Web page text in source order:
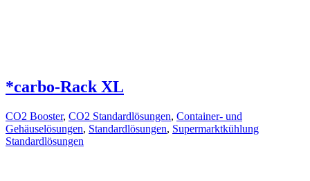
*carbo-Rack XL
CO2 Booster, CO2 Standardlösungen, Container- und
Gehäuselösungen, Standardlösungen, Supermarktkühlung
Standardlösungen